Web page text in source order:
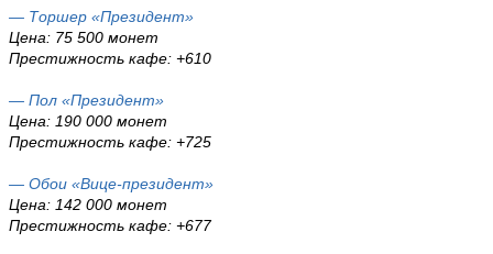
— Торшер «Президент»
Цена: 75 500 монет
Престижность кафе: +610
— Пол «Президент»
Цена: 190 000 монет
Престижность кафе: +725
— Обои «Вице-президент»
Цена: 142 000 монет
Престижность кафе: +677